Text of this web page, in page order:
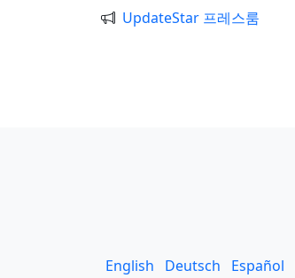
UpdateStar 프레스룸
English Deutsch Español